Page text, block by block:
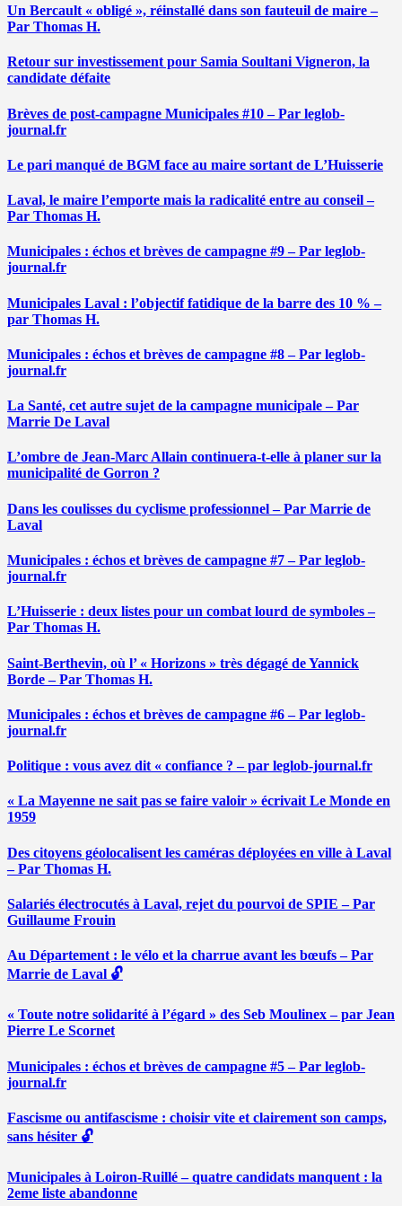
Un Bercault « obligé », réinstallé dans son fauteuil de maire –
Par Thomas H.
Retour sur investissement pour Samia Soultani Vigneron, la
candidate défaite
Brèves de post-campagne Municipales #10 – Par leglob-
journal.fr
Le pari manqué de BGM face au maire sortant de L’Huisserie
Laval, le maire l’emporte mais la radicalité entre au conseil –
Par Thomas H.
Municipales : échos et brèves de campagne #9 – Par leglob-
journal.fr
Municipales Laval : l’objectif fatidique de la barre des 10 % –
par Thomas H.
Municipales : échos et brèves de campagne #8 – Par leglob-
journal.fr
La Santé, cet autre sujet de la campagne municipale – Par
Marrie De Laval
L’ombre de Jean-Marc Allain continuera-t-elle à planer sur la
municipalité de Gorron ?
Dans les coulisses du cyclisme professionnel – Par Marrie de
Laval
Municipales : échos et brèves de campagne #7 – Par leglob-
journal.fr
L’Huisserie : deux listes pour un combat lourd de symboles –
Par Thomas H.
Saint-Berthevin, où l’ « Horizons » très dégagé de Yannick
Borde – Par Thomas H.
Municipales : échos et brèves de campagne #6 – Par leglob-
journal.fr
Politique : vous avez dit « confiance ? – par leglob-journal.fr
« La Mayenne ne sait pas se faire valoir » écrivait Le Monde en
1959
Des citoyens géolocalisent les caméras déployées en ville à Laval
– Par Thomas H.
Salariés électrocutés à Laval, rejet du pourvoi de SPIE – Par
Guillaume Frouin
Au Département : le vélo et la charrue avant les bœufs – Par
Marrie de Laval 🔓
« Toute notre solidarité à l’égard » des Seb Moulinex – par Jean
Pierre Le Scornet
Municipales : échos et brèves de campagne #5 – Par leglob-
journal.fr
Fascisme ou antifascisme : choisir vite et clairement son camps,
sans hésiter 🔓
Municipales à Loiron-Ruillé – quatre candidats manquent : la
2eme liste abandonne